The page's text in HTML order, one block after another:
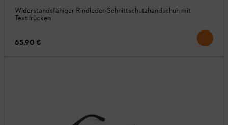
Widerstandsfähiger Rindleder-Schnittschutzhandschuh mit
Textilrücken
65,90 €